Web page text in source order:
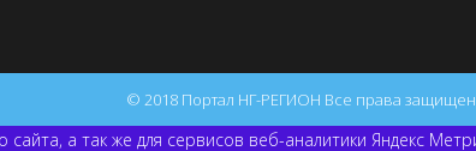
© 2018 Портал НГ-РЕГИОН Все права
а так же для сервисов веб-аналитики Яндекс